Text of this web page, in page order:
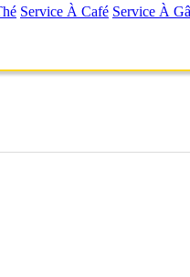
Service À Café Service À